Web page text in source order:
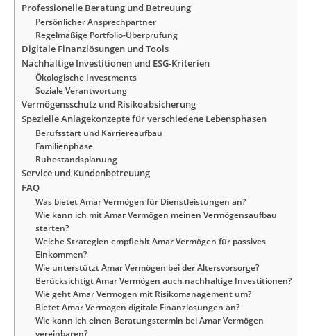
Professionelle Beratung und Betreuung
Persönlicher Ansprechpartner
Regelmäßige Portfolio-Überprüfung
Digitale Finanzlösungen und Tools
Nachhaltige Investitionen und ESG-Kriterien
Ökologische Investments
Soziale Verantwortung
Vermögensschutz und Risikoabsicherung
Spezielle Anlagekonzepte für verschiedene Lebensphasen
Berufsstart und Karriereaufbau
Familienphase
Ruhestandsplanung
Service und Kundenbetreuung
FAQ
Was bietet Amar Vermögen für Dienstleistungen an?
Wie kann ich mit Amar Vermögen meinen Vermögensaufbau
starten?
Welche Strategien empfiehlt Amar Vermögen für passives
Einkommen?
Wie unterstützt Amar Vermögen bei der Altersvorsorge?
Berücksichtigt Amar Vermögen auch nachhaltige Investitionen?
Wie geht Amar Vermögen mit Risikomanagement um?
Bietet Amar Vermögen digitale Finanzlösungen an?
Wie kann ich einen Beratungstermin bei Amar Vermögen
vereinbaren?